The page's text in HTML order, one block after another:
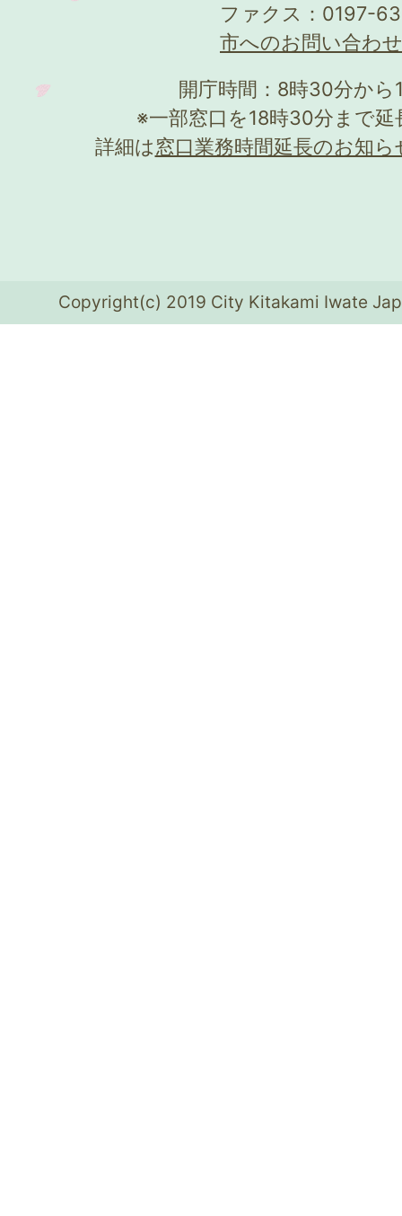
ファクス：0197-
市へのお問い合わ
開庁時間：8時30分か
※一部窓口を18時30分まで
詳細は窓口業務時間延長のお知ら
Copyright(c) 2019 City Kitakami Iwate